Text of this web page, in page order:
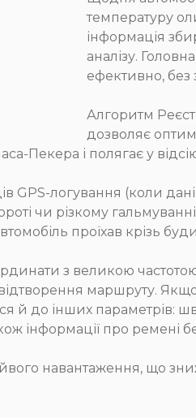
температуру
інформація
аналізу.
ефективно, без
Алгоритм
дозволяє
Пекера і полягає у
GPS-логування (коли
чи різкому
проїхав крізь
з великою
маршруту.
й до інших параметрів:
інформації про ремені
навантаження, що